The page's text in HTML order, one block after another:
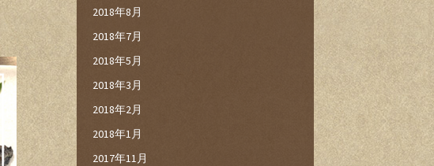
2018年8月
2018年7月
2018年5月
2018年3月
2018年2月
2018年1月
2017年11月